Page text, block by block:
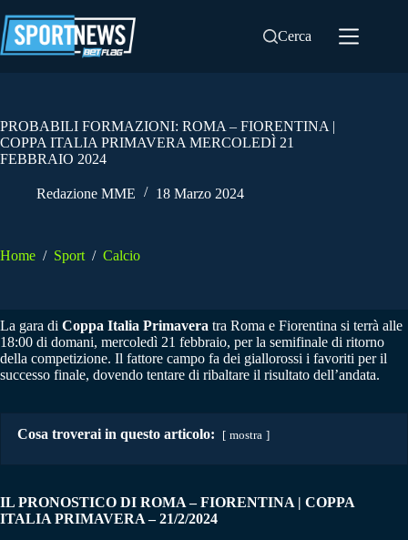
al
contenuto
Cerca
PROBABILI FORMAZIONI: ROMA – FIORENTINA |
COPPA ITALIA PRIMAVERA MERCOLEDÌ 21
FEBBRAIO 2024
Redazione MME 18 Marzo 2024
Home / Sport / Calcio
La gara di Coppa Italia Primavera tra Roma e Fiorentina si terrà alle
18:00 di domani, mercoledì 21 febbraio, per la semifinale di ritorno
della competizione. Il fattore campo fa dei giallorossi i favoriti per il
successo finale, dovendo tentare di ribaltare il risultato dell’andata.
Cosa troverai in questo articolo: mostra
IL PRONOSTICO DI ROMA – FIORENTINA | COPPA
ITALIA PRIMAVERA – 21/2/2024